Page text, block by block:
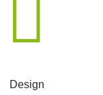
Design